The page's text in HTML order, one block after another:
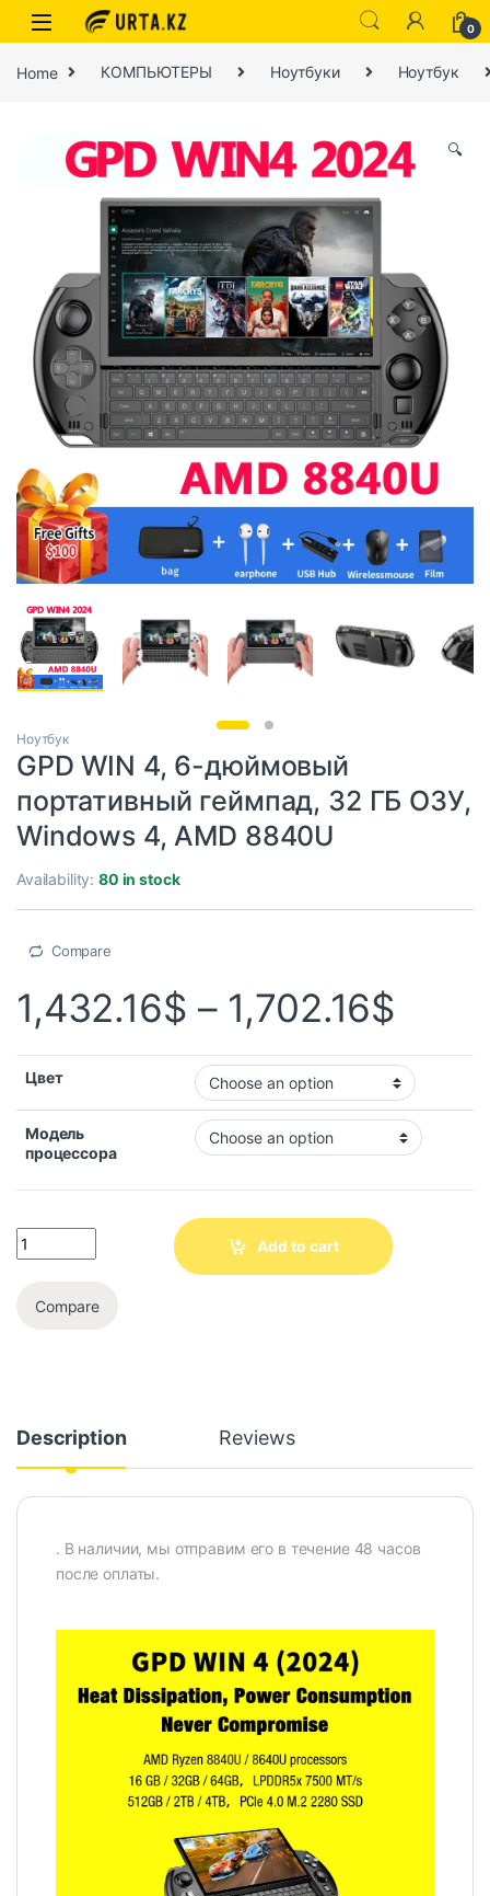
0
Home КОМПЬЮТЕРЫ Ноутбуки Ноутбук
🔍
Ноутбук
GPD WIN 4, 6-дюймовый
портативный геймпад, 32 ГБ ОЗУ,
Windows 4, AMD 8840U
Availability:80 in stock
Compare
1,432.16$ – 1,702.16$
Цвет
Модель
процессора
Add to cart
Compare
Description Reviews
. В наличии, мы отправим его в течение 48 часов
после оплаты.